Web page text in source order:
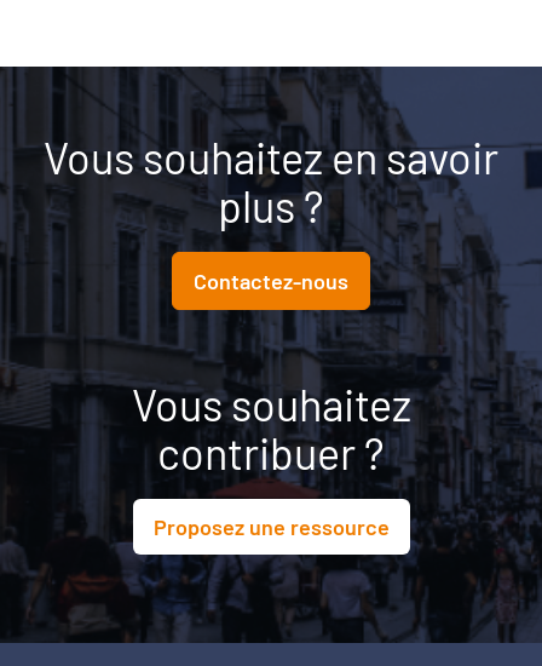
Vous souhaitez en savoir
plus ?
Contactez-nous
Vous souhaitez
contribuer ?
Proposez une ressource